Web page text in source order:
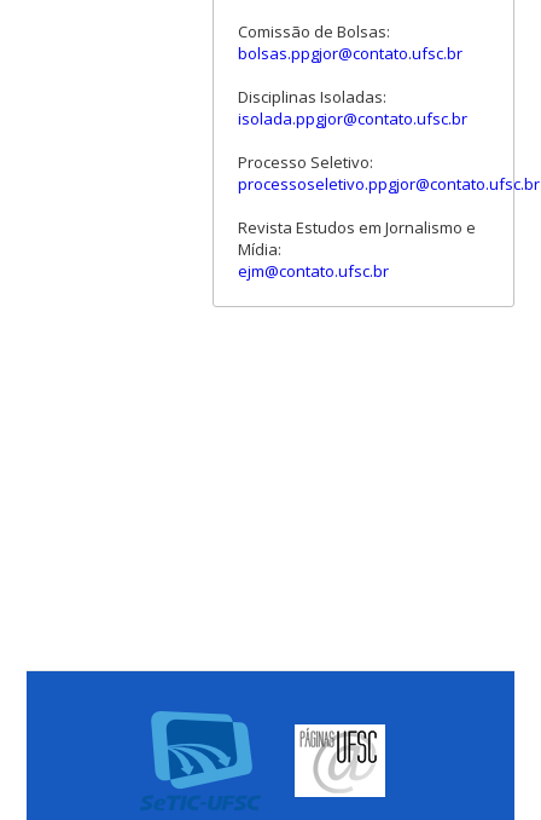
Comissão de Bolsas:
bolsas.ppgjor@contato.ufsc.br
Disciplinas Isoladas:
isolada.ppgjor@contato.ufsc.br
Processo Seletivo:
processoseletivo.ppgjor@contato.ufsc.br
Revista Estudos em Jornalismo e
Mídia:
ejm@contato.ufsc.br